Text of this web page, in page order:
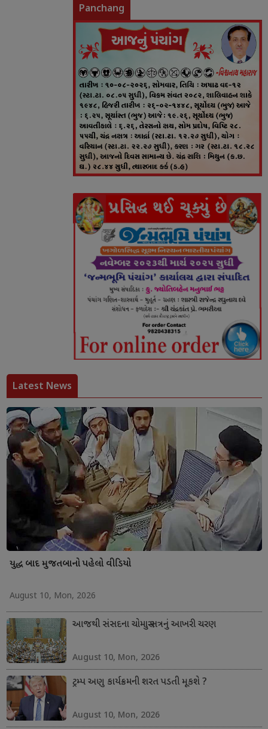
Panchang
Latest News
યુદ્ધ બાદ મુજતબાનો પહેલો વીડિયો
August 10, Mon, 2026
આજથી સંસદના ચોમાસુ સત્રનું આખરી ચરણ
August 10, Mon, 2026
ટ્રમ્પ અણુ કાર્યક્રમની શરત પડતી મૂકશે ?
August 10, Mon, 2026